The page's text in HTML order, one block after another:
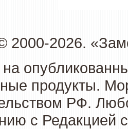
2000-2026.
продукты.
РФ.
с Редакцией